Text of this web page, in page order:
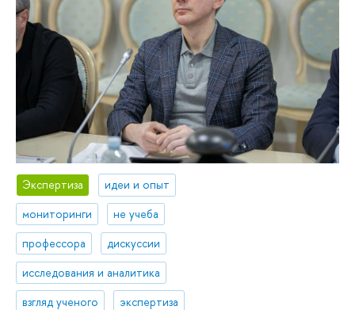
Экспертиза
идеи и опыт
мониторинги
не учеба
профессора
дискуссии
исследования и аналитика
взгляд ученого
экспертиза